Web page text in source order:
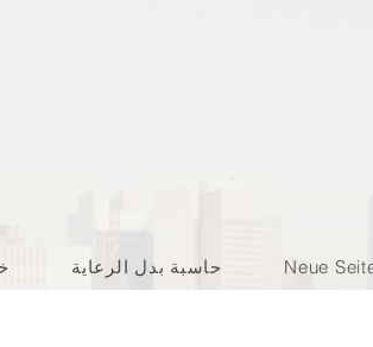
حاسبة بدل الرعاية Neue